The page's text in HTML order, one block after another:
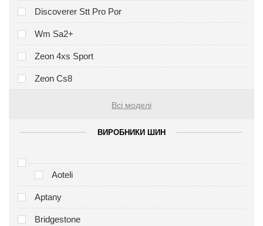
Discoverer Stt Pro Por
Wm Sa2+
Zeon 4xs Sport
Zeon Cs8
Всі моделі
ВИРОБНИКИ ШИН
Aoteli
Aptany
Bridgestone